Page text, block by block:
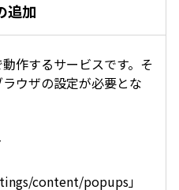
追加
作するサービスです。そ
ウザの設定が必要とな
content/popups」